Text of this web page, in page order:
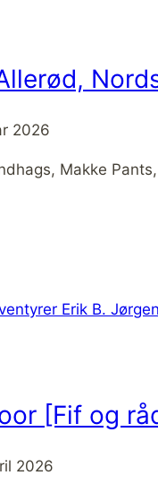
2026
Makke
[Fif og
2026